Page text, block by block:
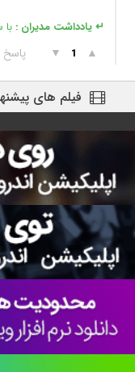
↵ یادداشت مدیران :
▲
1
▼ پاسخ
فیلم های